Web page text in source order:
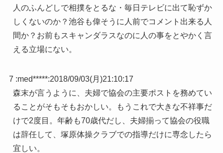
人のふんどしで相撲をとるな・毎日テレビに出て恥ずか
しくないのか？池谷も偉そうに人前でコメント出来る人
間か？お前もスキャンダラスなのに人の事をとやかく言
える立場にない。
7 :med*****:2018/09/03(月)21:10:17
森末が言うように、夫婦で協会の主要ポストを務めてい
ることがそもそもおかしい。もうこれで大きな不祥事だ
けで2度目。年齢も70歳代だし、夫婦揃って協会の役職
は辞任して、塚原体操クラブでの指導だけに専念したら
宜しい。